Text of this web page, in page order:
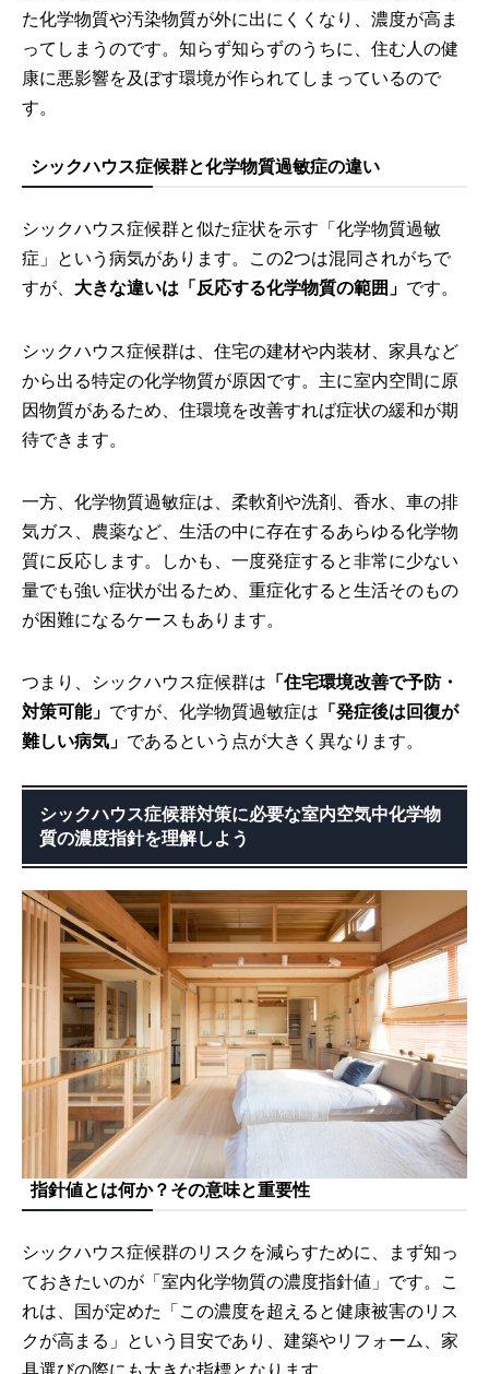
た化学物質や汚染物質が外に出にくくなり、濃度が高ま
ってしまうのです。知らず知らずのうちに、住む人の健
康に悪影響を及ぼす環境が作られてしまっているので
す。
シックハウス症候群と化学物質過敏症の違い
シックハウス症候群と似た症状を示す「化学物質過敏
症」という病気があります。この2つは混同されがちで
すが、 大きな違いは「反応する化学物質の範囲」 です。
シックハウス症候群は、住宅の建材や内装材、家具など
から出る特定の化学物質が原因です。主に室内空間に原
因物質があるため、住環境を改善すれば症状の緩和が期
待できます。
一方、化学物質過敏症は、柔軟剤や洗剤、香水、車の排
気ガス、農薬など、生活の中に存在するあらゆる化学物
質に反応します。しかも、一度発症すると非常に少ない
量でも強い症状が出るため、重症化すると生活そのもの
が困難になるケースもあります。
つまり、シックハウス症候群は 「住宅環境改善で予防・
対策可能」 ですが、化学物質過敏症は 「発症後は回復が
難しい病気」 であるという点が大きく異なります。
シックハウス症候群対策に必要な室内空気中化学物
質の濃度指針を理解しよう
指針値とは何か？その意味と重要性
シックハウス症候群のリスクを減らすために、まず知っ
ておきたいのが「室内化学物質の濃度指針値」です。こ
れは、国が定めた「この濃度を超えると健康被害のリス
クが高まる」という目安であり、建築やリフォーム、家